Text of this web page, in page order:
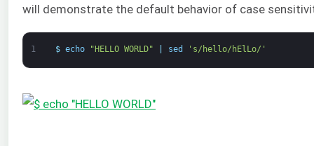
will demonstrate the default behavior of case
1 $ echo "HELLO WORLD" sed 's/hello/hElLo/'